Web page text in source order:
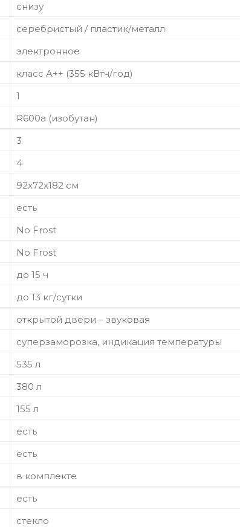
снизу
серебристый / пластик/металл
электронное
класс A++ (355 кВтч/год)
1
R600a (изобутан)
3
4
92x72x182 см
есть
No Frost
No Frost
до 15 ч
до 13 кг/cутки
открытой двери – звуковая
суперзаморозка, индикация температуры
535 л
380 л
155 л
есть
есть
в комплекте
есть
стекло